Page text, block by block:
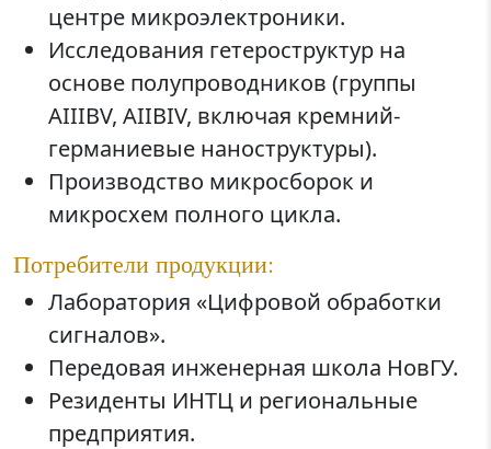
центре микроэлектроники.
Исследования гетероструктур на
основе полупроводников (группы
AIIIBV, AIIBIV, включая кремний-
германиевые наноструктуры).
Производство микросборок и
микросхем полного цикла.
Потребители продукции:
Лаборатория «Цифровой обработки
сигналов».
Передовая инженерная школа НовГУ.
Резиденты ИНТЦ и региональные
предприятия.